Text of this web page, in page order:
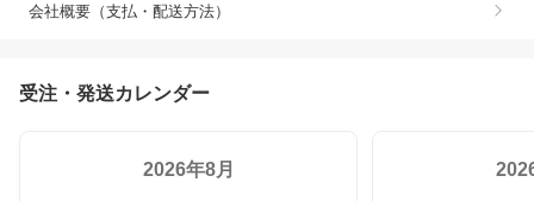
会社概要（支払・配送方法）
受注・発送カレンダー
2026年8月